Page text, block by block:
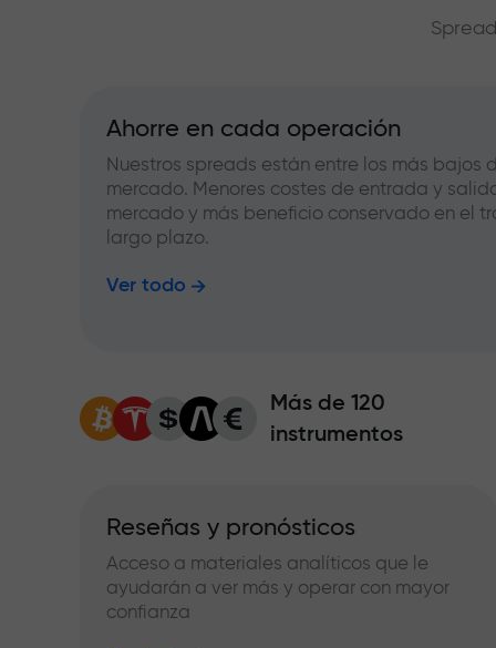
Ahorre en cada operación
Nuestros spreads están entre los más bajos
mercado. Menores costes de entrada y
mercado y más beneficio conservado en el
largo plazo.
Ver todo
Más de 120
instrumentos
Reseñas y pronósticos
Acceso a materiales analíticos que le
ayudarán a ver más y operar con mayor
confianza